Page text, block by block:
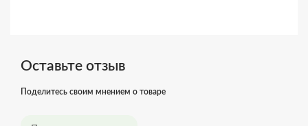
Оставьте отзыв
Поделитесь своим мнением о товаре